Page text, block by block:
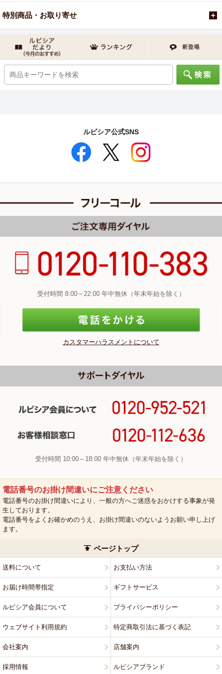
特別商品・お取り寄せ
ルピシア公式SNS
受付時間 8:00～22:00 年中無休（年末年始を除く）
カスタマーハラスメントについて
受付時間 10:00～18:00 年中無休（年末年始を除く）
電話番号のお掛け間違いにご注意ください
電話番号のお掛け間違いにより、一般の方へご迷惑をおかけする事象が発
生しております。
電話番号をよくお確かめのうえ、お掛け間違いのないようお願い申し上げ
ます。
ページトップ
送料について お支払い方法
お届け時間帯指定 ギフトサービス
ルピシア会員について プライバシーポリシー
ウェブサイト利用規約 特定商取引法に基づく表記
会社案内 店舗案内
採用情報 ルピシアブランド